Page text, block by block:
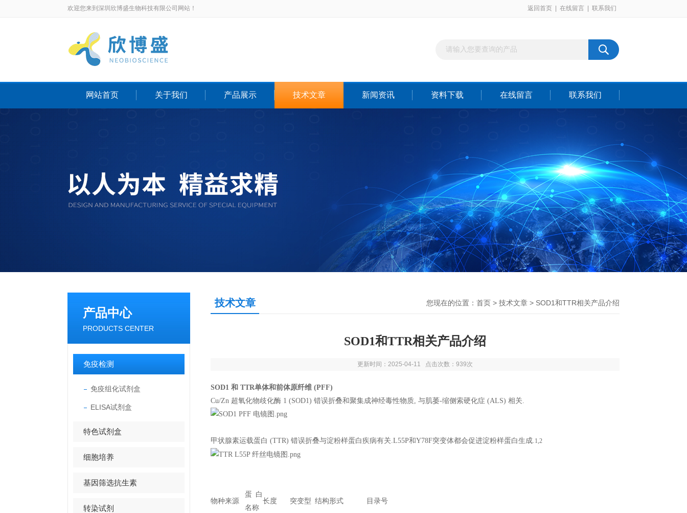
欢迎您来到深圳欣博盛生物科技有限公司网站！ 返回首页 在线留言 联系我们
网站首页 关于我们 产品展示 技术文章 新闻资讯 资料下载 在线留言 联系我们
产品中心
PRODUCTS CENTER
免疫检测
免疫组化试剂盒
ELISA试剂盒
特色试剂盒
细胞培养
基因筛选抗生素
转染试剂
技术文章 您现在的位置： 首页 > 技术文章 > SOD1和TTR相关产品介绍
SOD1和TTR相关产品介绍
更新时间：2025-04-11 点击次数：939次
SOD1 和 TTR单体和前体原纤维 (PFF)
Cu/Zn 超氧化物歧化酶 1 (SOD1) 错误折叠和聚集成神经毒性物质, 与肌萎-缩侧索硬化症 (ALS) 相关.
甲状腺素运载蛋白 (TTR) 错误折叠与淀粉样蛋白疾病有关.L55P和Y78F突变体都会促进淀粉样蛋白生成.1,2
物种来源
蛋白
名称
长度 突变型 结构形式 目录号